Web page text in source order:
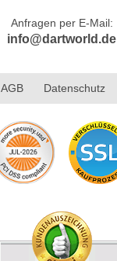
Anfragen per E-Mail:
info@dartworld.de
AGB Datenschutz